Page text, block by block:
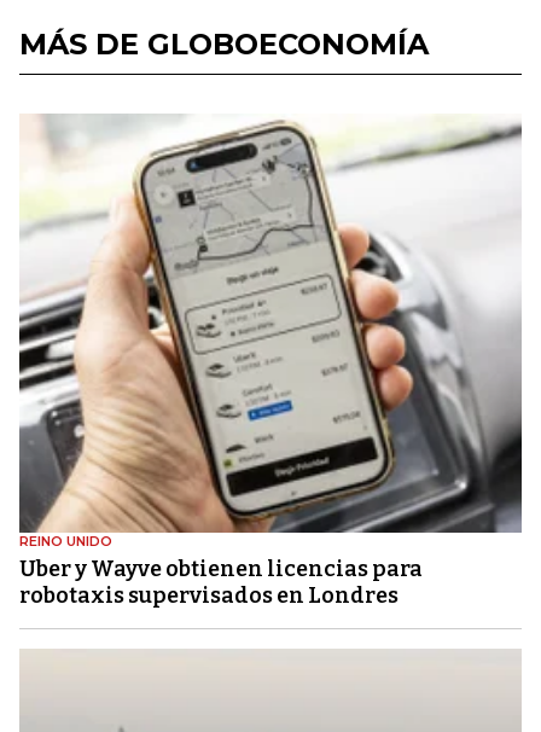
MÁS DE GLOBOECONOMÍA
REINO UNIDO
Uber y Wayve obtienen licencias para
robotaxis supervisados ​​en Londres